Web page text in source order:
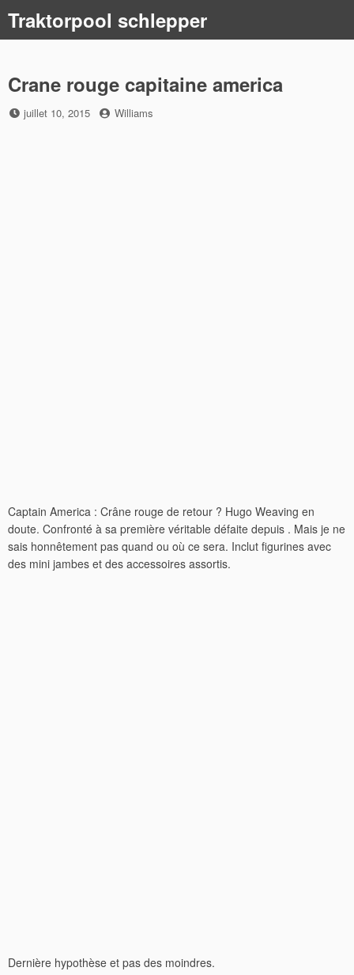
content
Traktorpool schlepper
Crane rouge capitaine america
Posted
juillet 10, 2015 by
Williams
Captain America : Crâne rouge de retour ? Hugo Weaving en
doute. Confronté à sa première véritable défaite depuis . Mais je ne
sais honnêtement pas quand ou où ce sera. Inclut figurines avec
des mini jambes et des accessoires assortis.
Dernière hypothèse et pas des moindres.